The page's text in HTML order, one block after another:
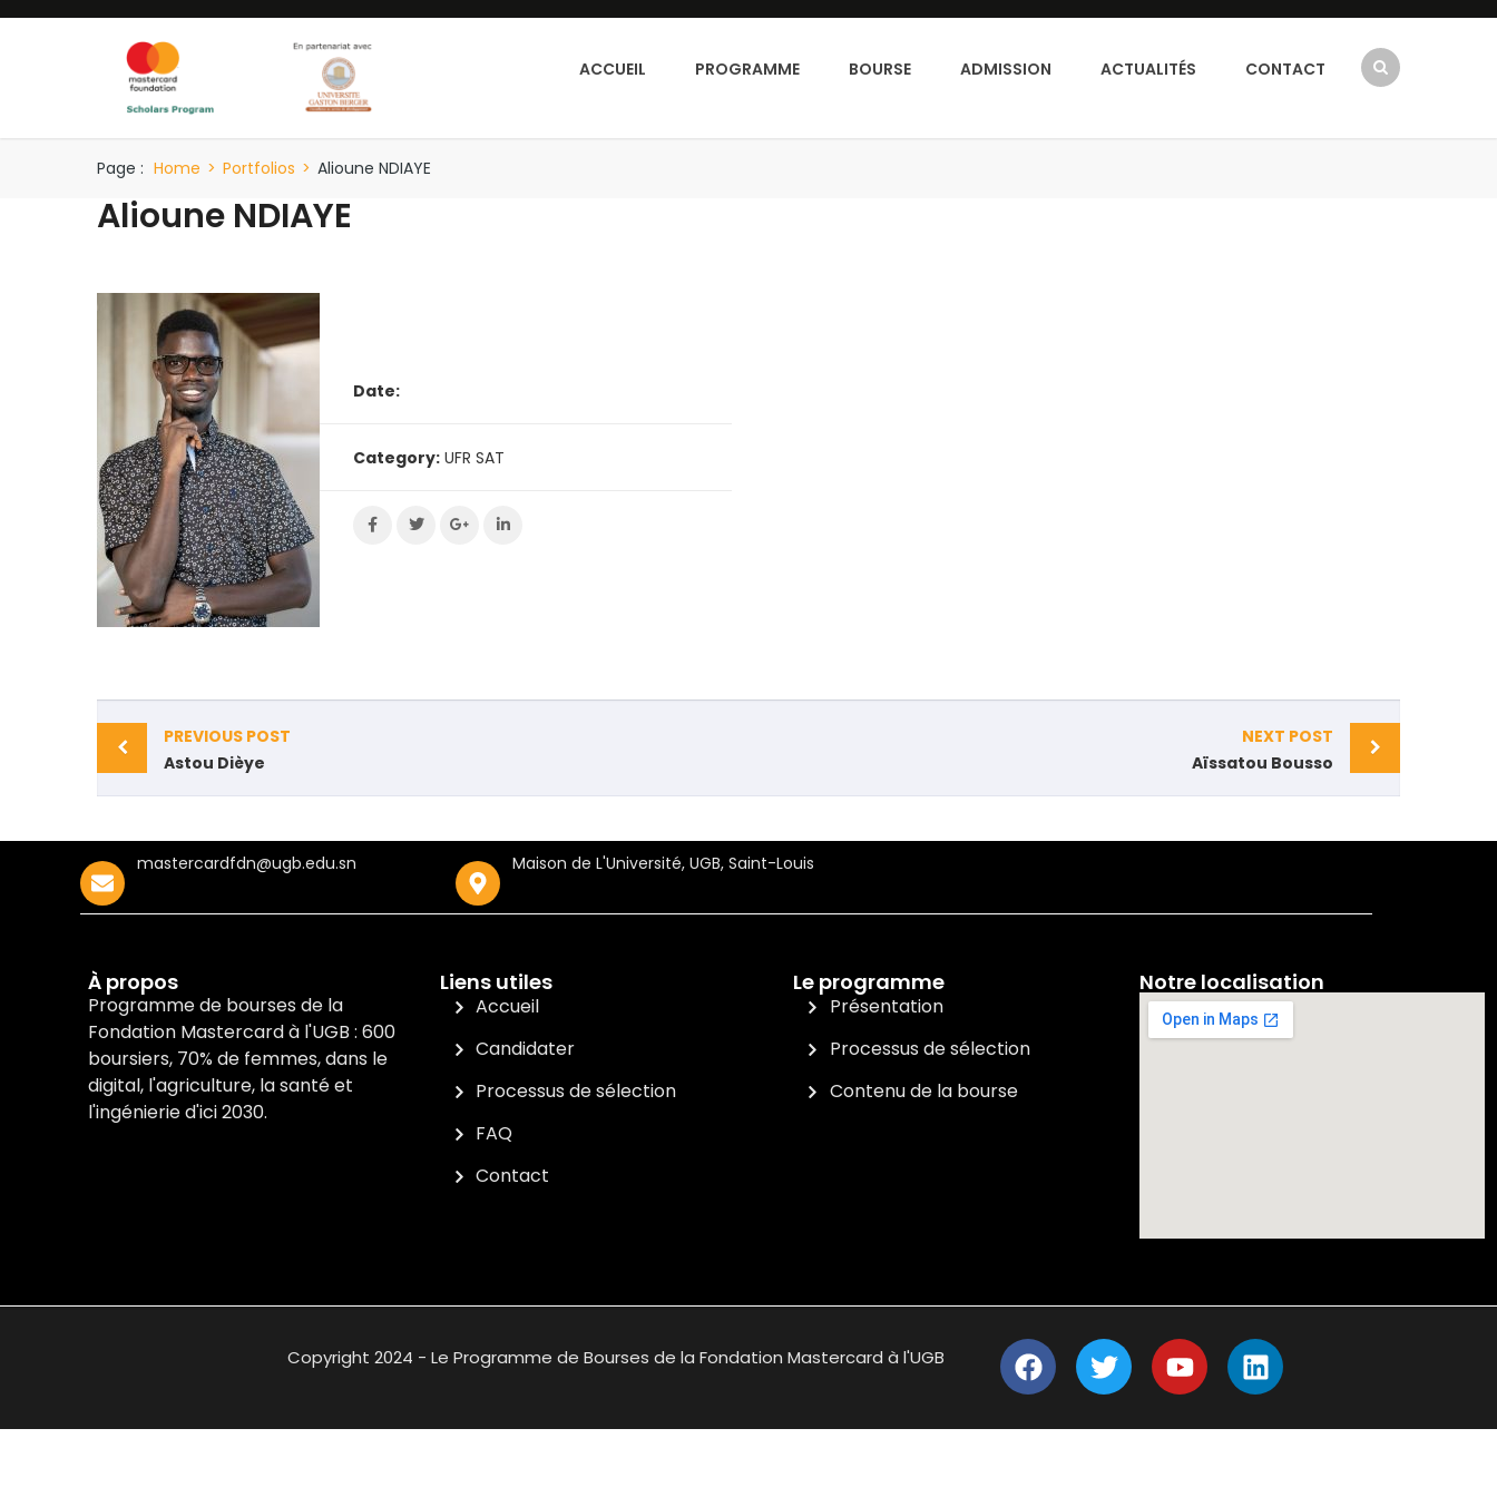
ACCUEIL PROGRAMME BOURSE ADMISSION ACTUALITÉS CONTACT
Page : Home > Portfolios > Alioune NDIAYE
Alioune NDIAYE
Date:
Category: UFR SAT
PREVIOUS POST
Astou Dièye
NEXT POST
Aïssatou Bousso
mastercardfdn@ugb.edu.sn Maison de L'Université, UGB, Saint-Louis
À propos
Programme de bourses de la
Fondation Mastercard à l'UGB : 600
boursiers, 70% de femmes, dans le
digital, l'agriculture, la santé et
l'ingénierie d'ici 2030.
Liens utiles
Accueil
Candidater
Processus de sélection
FAQ
Contact
Le programme
Présentation
Processus de sélection
Contenu de la bourse
Notre localisation
Copyright 2024 - Le Programme de Bourses de la Fondation Mastercard à l'UGB